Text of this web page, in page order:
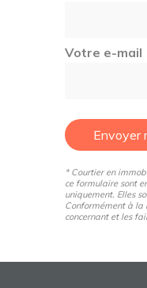
Votre e-mail
Envoyer
* Courtier en
ce formulaire sont
uniquement. Elles
Conformément à la
concernant et les